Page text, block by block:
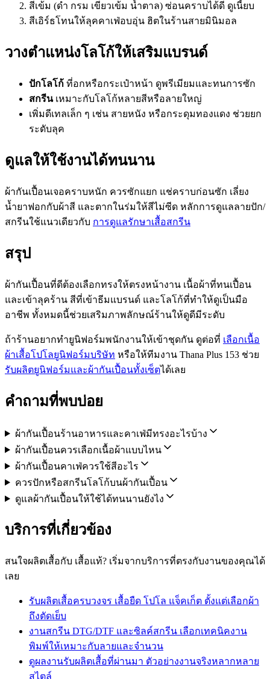
สีเข้ม (ดำ กรม เขียวเข้ม น้ำตาล) ซ่อนคราบได้ดี ดูเนี้ยบ
สีเอิร์ธโทนให้ลุคคาเฟ่อบอุ่น ฮิตในร้านสายมินิมอล
วางตำแหน่งโลโก้ให้เสริมแบรนด์
ปักโลโก้ ที่อกหรือกระเป๋าหน้า ดูพรีเมียมและทนการซัก
สกรีนเหมาะกับโลโก้หลายสีหรือลายใหญ่
เพิ่มดีเทลเล็ก ๆ เช่น สายหนัง หรือกระดุมทองแดง ช่วยยก
ระดับลุค
ดูแลให้ใช้งานได้ทนนาน
ผ้ากันเปื้อนเจอคราบหนัก ควรซักแยก แช่คราบก่อนซัก เลี่ยง
น้ำยาฟอกกับผ้าสี และตากในร่มให้สีไม่ซีด หลักการดูแลลายปัก/
สกรีนใช้แนวเดียวกับ การดูแลรักษาเสื้อสกรีน
สรุป
ผ้ากันเปื้อนที่ดีต้องเลือกทรงให้ตรงหน้างาน เนื้อผ้าที่ทนเปื้อน
และเข้าลุคร้าน สีที่เข้าธีมแบรนด์ และโลโก้ที่ทำให้ดูเป็นมือ
อาชีพ ทั้งหมดนี้ช่วยเสริมภาพลักษณ์ร้านให้ดูดีมีระดับ
ถ้าร้านอยากทำยูนิฟอร์มพนักงานให้เข้าชุดกัน ดูต่อที่ เลือกเนื้อ
ผ้าเสื้อโปโลยูนิฟอร์มบริษัท หรือให้ทีมงาน Thana Plus 153 ช่วย
รับผลิตยูนิฟอร์มและผ้ากันเปื้อนทั้งเซ็ตได้เลย
คำถามที่พบบ่อย
ผ้ากันเปื้อนร้านอาหารและคาเฟ่มีทรงอะไรบ้าง
ผ้ากันเปื้อนควรเลือกเนื้อผ้าแบบไหน
ผ้ากันเปื้อนคาเฟ่ควรใช้สีอะไร
ควรปักหรือสกรีนโลโก้บนผ้ากันเปื้อน
ดูแลผ้ากันเปื้อนให้ใช้ได้ทนนานยังไง
บริการที่เกี่ยวข้อง
สนใจผลิตเสื้อกับ เสื้อแท้? เริ่มจากบริการที่ตรงกับงานของคุณได้
เลย
รับผลิตเสื้อครบวงจร เสื้อยืด โปโล แจ็คเก็ต ตั้งแต่เลือกผ้า
ถึงตัดเย็บ
งานสกรีน DTG/DTF และซิลค์สกรีน เลือกเทคนิคงาน
พิมพ์ให้เหมาะกับลายและจำนวน
ดูผลงานรับผลิตเสื้อที่ผ่านมา ตัวอย่างงานจริงหลากหลาย
สไตล์